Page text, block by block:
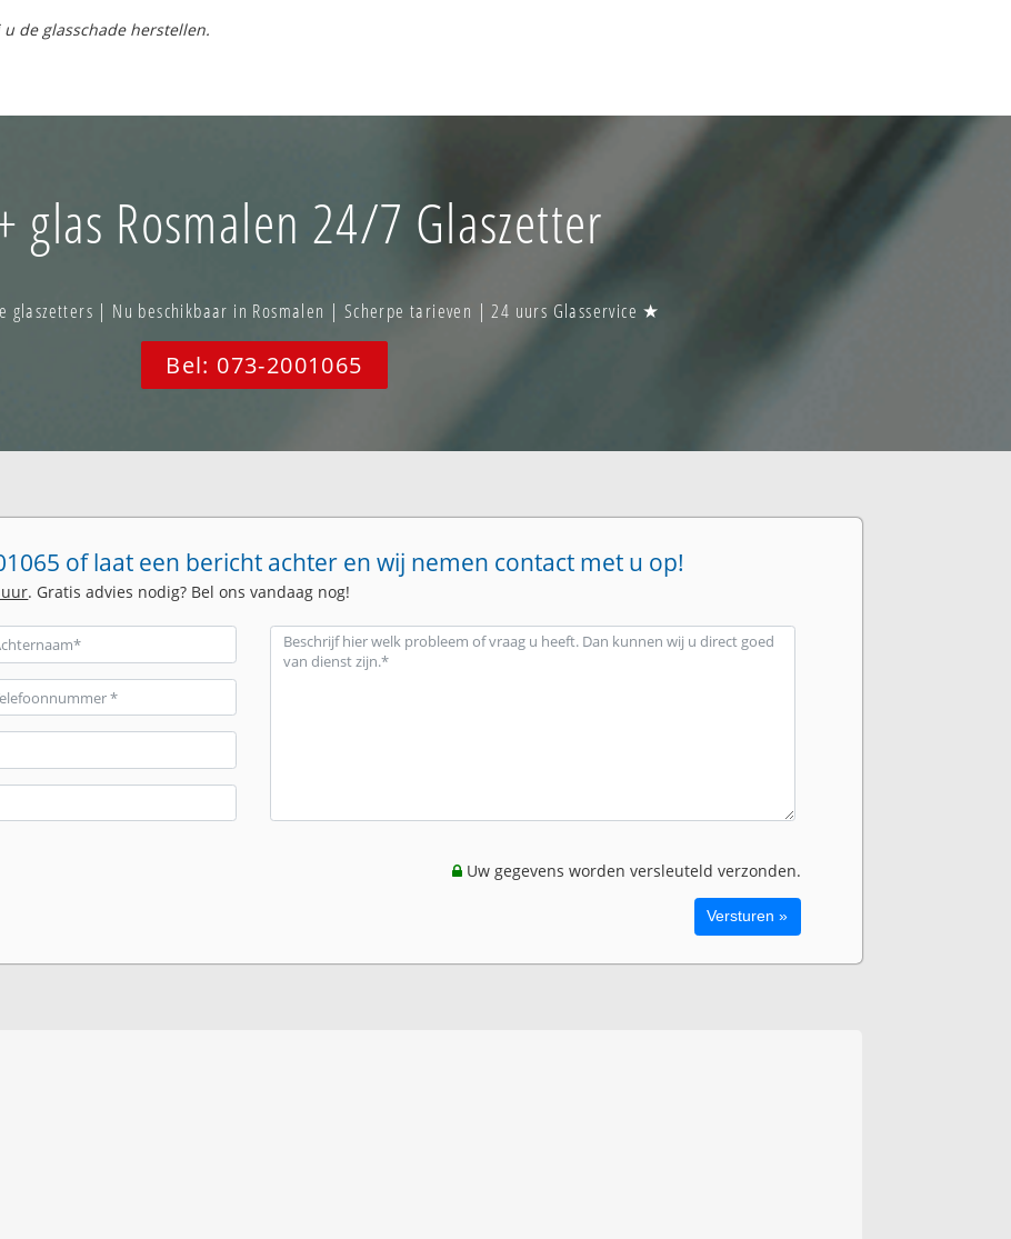
de glasschade herstellen.
glas Rosmalen 24/7 Glaszetter
glaszetters | Nu beschikbaar in Rosmalen | Scherpe tarieven | 24 uurs Glasservice ★
Bel: 073-2001065
of laat een bericht achter en wij nemen contact met u op!
. Gratis advies nodig? Bel ons vandaag nog!
Uw gegevens worden versleuteld verzonden.